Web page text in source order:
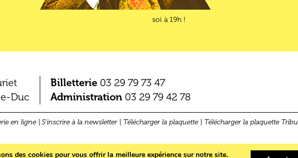
soi à 19h !
Duc
Billetterie 03 29 79 73 47
Administration 03 29 79 42 78
en ligne S’inscrire à la newsletter| Télécharger la plaquette Télécharger la plaquette Tribu
Mentions légales
des cookies pour vous offrir la meilleure expérience sur notre site.